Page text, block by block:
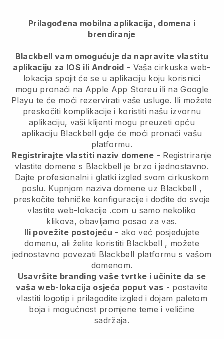
Prilagođena mobilna aplikacija, domena i
brendiranje
Blackbell vam omogućuje da napravite vlastitu
aplikaciju za IOS ili Android - Vaša cirkuska web-
lokacija spojit će se u aplikaciju koju korisnici
mogu pronaći na Apple App Storeu ili na Google
Playu te će moći rezervirati vaše usluge. Ili možete
preskočiti komplikacije i koristiti našu izvornu
aplikaciju, vaši klijenti mogu preuzeti opću
aplikaciju Blackbell gdje će moći pronaći vašu
platformu.
Registrirajte vlastiti naziv domene - Registriranje
vlastite domene s Blackbell je brzo i jednostavno.
Dajte profesionalni i glatki izgled svom cirkuskom
poslu. Kupnjom naziva domene uz Blackbell ,
preskočite tehničke konfiguracije i dođite do svoje
vlastite web-lokacije .com u samo nekoliko
klikova, obavljamo posao za vas.
Ili povežite postojeću - ako već posjedujete
domenu, ali želite koristiti Blackbell , možete
jednostavno povezati Blackbell platformu s vašom
domenom.
Usavršite branding vaše tvrtke i učinite da se
vaša web-lokacija osjeća poput vas - postavite
vlastiti logotip i prilagodite izgled i dojam paletom
boja i mogućnost promjene teme i veličine
sadržaja.